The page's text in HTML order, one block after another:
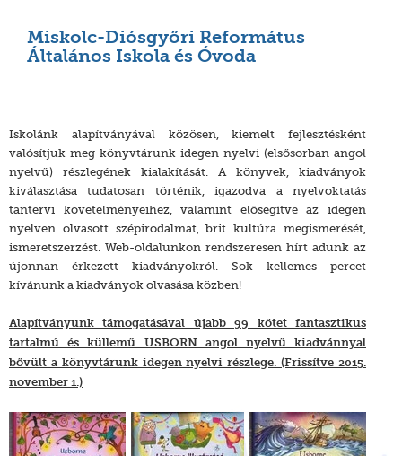
Miskolc-Diósgyőri Református
Általános Iskola és Óvoda
Iskolánk alapítványával közösen, kiemelt fejlesztésként
valósítjuk meg könyvtárunk idegen nyelvi (elsősorban angol
nyelvű) részlegének kialakítását. A könyvek, kiadványok
kiválasztása tudatosan történik, igazodva a nyelvoktatás
tantervi követelményeihez, valamint elősegítve az idegen
nyelven olvasott szépirodalmat, brit kultúra megismerését,
ismeretszerzést. Web-oldalunkon rendszeresen hírt adunk az
újonnan érkezett kiadványokról. Sok kellemes percet
kívánunk a kiadványok olvasása közben!
Alapítványunk támogatásával újabb 99 kötet fantasztikus
tartalmú és küllemű USBORN angol nyelvű kiadvánnyal
bővült a könyvtárunk idegen nyelvi részlege. (Frissítve 2015.
november 1.)